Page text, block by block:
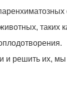
таких
решить их,